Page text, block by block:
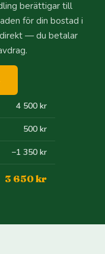
berättigar till
för din bostad i
— du betalar
4 500 kr
500 kr
−1 350 kr
3 650 kr